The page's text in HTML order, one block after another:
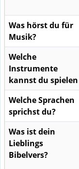
Was hörst du für
Musik?
Welche
Instrumente
kannst du spielen
Welche Sprachen
sprichst du?
Was ist dein
Lieblings
Bibelvers?